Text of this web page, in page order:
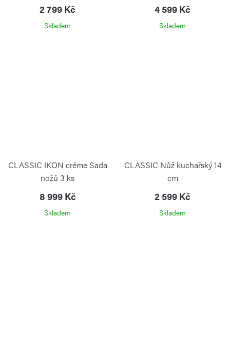
2 799 Kč
Skladem
4 599 Kč
Skladem
CLASSIC IKON créme Sada
nožů 3 ks
8 999 Kč
Skladem
CLASSIC Nůž kuchařský 14
cm
2 599 Kč
Skladem